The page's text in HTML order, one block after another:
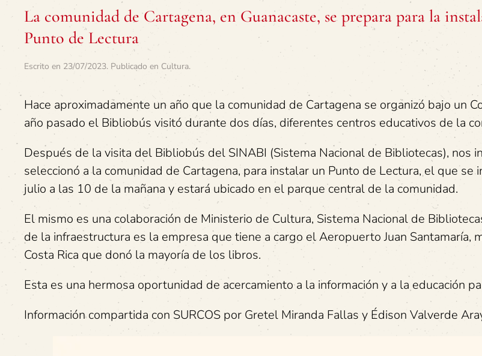
La comunidad de Cartagena, en Guanacaste, se prepara para la
Punto de Lectura
Escrito en 23/07/2023. Publicado en Cultura.
Hace aproximadamente un año que la comunidad de Cartagena se organizó bajo un
año pasado el Bibliobús visitó durante dos días, diferentes centros educativos de la
Después de la visita del Bibliobús del SINABI (Sistema Nacional de Bibliotecas), nos
seleccionó a la comunidad de Cartagena, para instalar un Punto de Lectura, el que se
julio a las 10 de la mañana y estará ubicado en el parque central de la comunidad.
El mismo es una colaboración de Ministerio de Cultura, Sistema Nacional de
de la infraestructura es la empresa que tiene a cargo el Aeropuerto Juan Santamaría,
Costa Rica que donó la mayoría de los libros.
Esta es una hermosa oportunidad de acercamiento a la información y a la educación
Información compartida con SURCOS por Gretel Miranda Fallas y Édison Valverde